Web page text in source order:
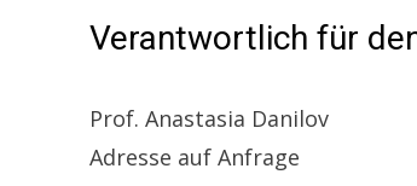
Verantwortlich für
Prof. Anastasia Danilov
Adresse auf Anfrage